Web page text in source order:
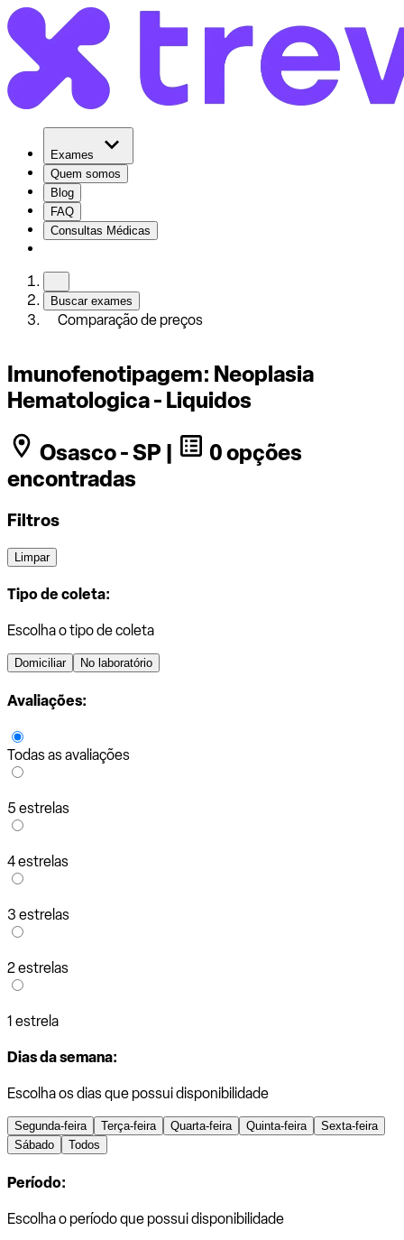
Exames
Quem somos
Blog
FAQ
Consultas Médicas
Buscar exames
Comparação de preços
Imunofenotipagem: Neoplasia
Hematologica - Liquidos
Osasco - SP |
0 opções
encontradas
Filtros
Limpar
Tipo de coleta:
Escolha o tipo de coleta
Domiciliar No laboratório
Avaliações:
Todas as avaliações
5 estrelas
4 estrelas
3 estrelas
2 estrelas
1 estrela
Dias da semana:
Escolha os dias que possui disponibilidade
Segunda-feira Terça-feira Quarta-feira Quinta-feira
Sexta-feira
Sábado
Todos
Período:
Escolha o período que possui disponibilidade